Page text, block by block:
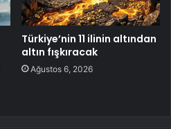
Türkiye’nin 11 ilinin altından
altın fışkıracak
Ağustos 6, 2026